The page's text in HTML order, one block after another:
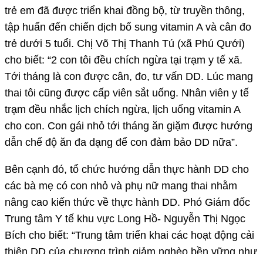
trẻ em đã được triển khai đồng bộ, từ truyền thông,
tập huấn đến chiến dịch bổ sung vitamin A và cân đo
trẻ dưới 5 tuổi. Chị Võ Thị Thanh Tú (xã Phú Qưới)
cho biết: “2 con tôi đều chích ngừa tại trạm y tế xã.
Tới tháng là con được cân, đo, tư vấn DD. Lúc mang
thai tôi cũng được cấp viên sắt uống. Nhân viên y tế
trạm đều nhắc lịch chích ngừa, lịch uống vitamin A
cho con. Con gái nhỏ tới tháng ăn giặm được hướng
dẫn chế độ ăn đa dạng để con đảm bảo DD nữa”.
Bên cạnh đó, tổ chức hướng dẫn thực hành DD cho
các bà mẹ có con nhỏ và phụ nữ mang thai nhằm
nâng cao kiến thức về thực hành DD. Phó Giám đốc
Trung tâm Y tế khu vực Long Hồ- Nguyễn Thị Ngọc
Bích cho biết: “Trung tâm triển khai các hoạt động cải
thiện DD của chương trình giảm nghèo bền vững như